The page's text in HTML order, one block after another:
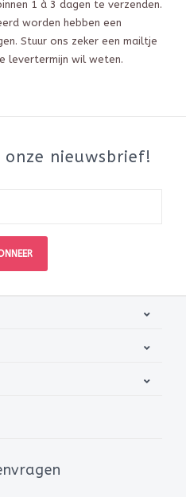
1 à 3 dagen te verzenden.
worden hebben een
Stuur ons zeker een mailtje
levertermijn wil weten.
nieuwsbrief!